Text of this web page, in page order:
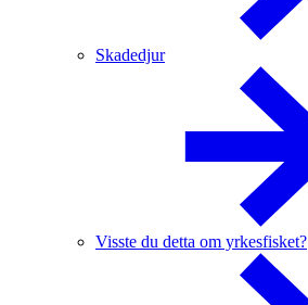
Skadedjur
Visste du detta om yrkesfisket?